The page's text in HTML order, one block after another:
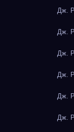
Дж.
Дж.
Дж.
Дж.
Дж.
Дж.